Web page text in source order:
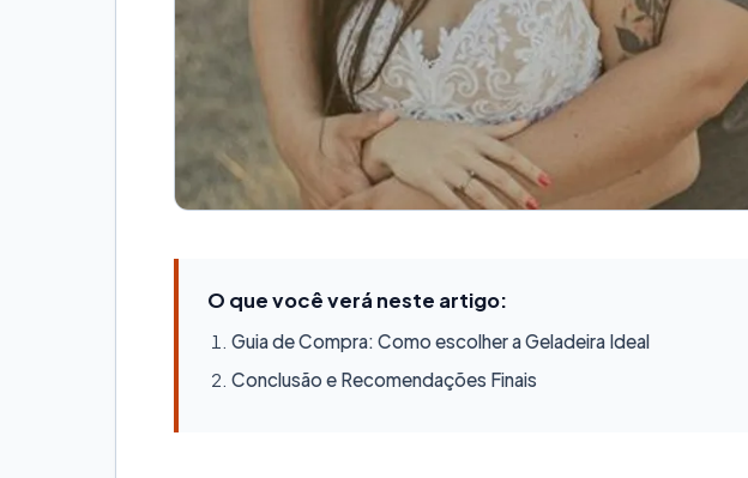
O que você verá neste artigo:
Guia de Compra: Como escolher a Geladeira Ideal
Conclusão e Recomendações Finais